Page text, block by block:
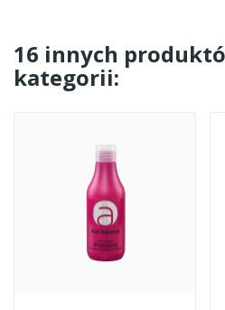
16 innych
kategorii: